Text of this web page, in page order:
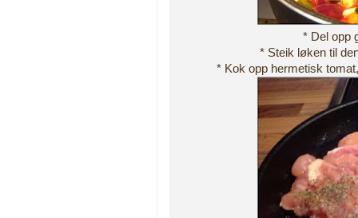
* Del opp
* Steik løken til
* Kok opp hermetisk